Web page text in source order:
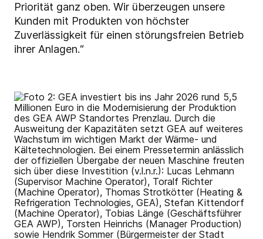
Priorität ganz oben. Wir überzeugen unsere
Kunden mit Produkten von höchster
Zuverlässigkeit für einen störungsfreien Betrieb
ihrer Anlagen.“